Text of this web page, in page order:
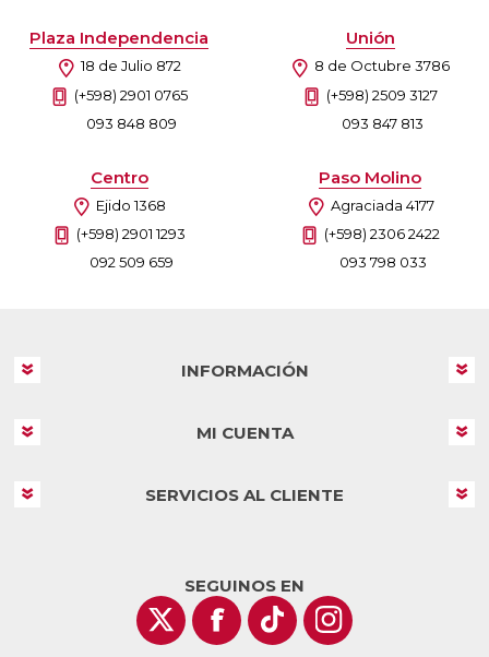
Plaza Independencia
18 de Julio 872
(+598) 2901 0765
093 848 809
Unión
8 de Octubre 3786
(+598) 2509 3127
093 847 813
Centro
Ejido 1368
(+598) 2901 1293
092 509 659
Paso Molino
Agraciada 4177
(+598) 2306 2422
093 798 033
INFORMACIÓN
MI CUENTA
SERVICIOS AL CLIENTE
SEGUINOS EN